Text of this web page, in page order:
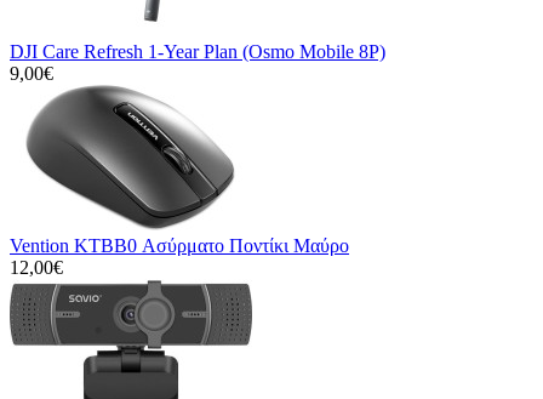
DJI Care Refresh 1-Year Plan (Osmo Mobile 8P)
9,00€
Vention KTBB0 Ασύρματο Ποντίκι Μαύρο
12,00€